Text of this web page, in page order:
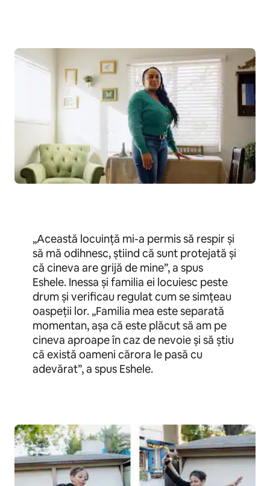
„Această locuință mi-a permis să respir și
să mă odihnesc, știind că sunt protejată și
că cineva are grijă de mine”, a spus
Eshele. Inessa și familia ei locuiesc peste
drum și verificau regulat cum se simțeau
oaspeții lor. „Familia mea este separată
momentan, așa că este plăcut să am pe
cineva aproape în caz de nevoie și să știu
că există oameni cărora le pasă cu
adevărat”, a spus Eshele.